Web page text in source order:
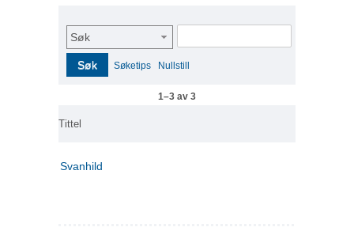
Søk
Søk Søketips Nullstill
1–3 av 3
Tittel
Svanhild